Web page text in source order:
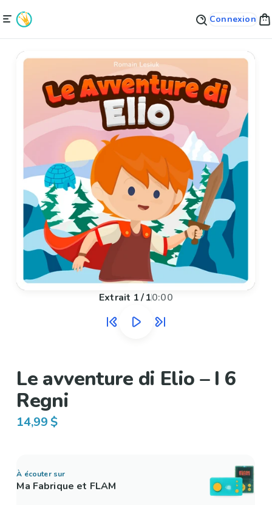
Connexion
Extrait 1/10:00
Le avventure di Elio – I 6
Regni
14,99 $
À écouter sur
Ma Fabrique et FLAM